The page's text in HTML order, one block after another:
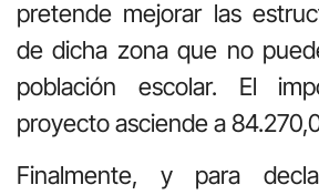
pretende mejorar las
de dicha zona que no
población escolar. El
proyecto asciende a
Finalmente, y para